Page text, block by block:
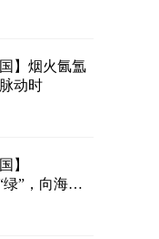
春活力
国】烟火氤氲
动时
】
绿”，向海图